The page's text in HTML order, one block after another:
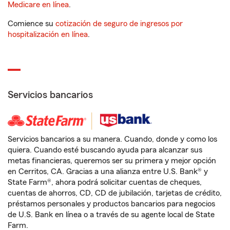
Medicare en línea.
Comience su cotización de seguro de ingresos por
hospitalización en línea.
Servicios bancarios
Servicios bancarios a su manera. Cuando, donde y como los
quiera. Cuando esté buscando ayuda para alcanzar sus
metas financieras, queremos ser su primera y mejor opción
en Cerritos, CA. Gracias a una alianza entre U.S. Bank® y
State Farm®, ahora podrá solicitar cuentas de cheques,
cuentas de ahorros, CD, CD de jubilación, tarjetas de crédito,
préstamos personales y productos bancarios para negocios
de U.S. Bank en línea o a través de su agente local de State
Farm.